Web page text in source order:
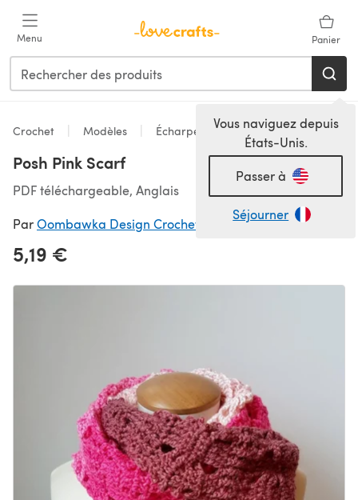
Menu Panier
Vous naviguez depuis
États-Unis.
Passer à
Séjourner
Crochet Modèles Écharpes & Châles
Posh Pink Scarf
PDF téléchargeable, Anglais
ParOombawka Design Crochet
5,19 €